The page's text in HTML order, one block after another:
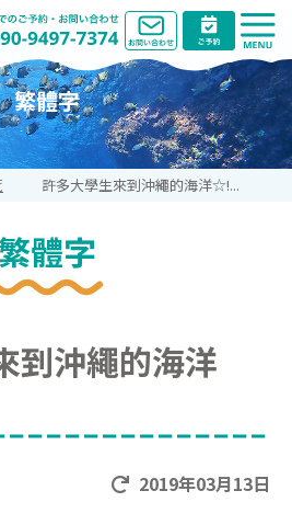
繁體字
許多大學生來到沖繩的海洋☆!...
繁體字
到沖繩的海洋
2019年03月13日